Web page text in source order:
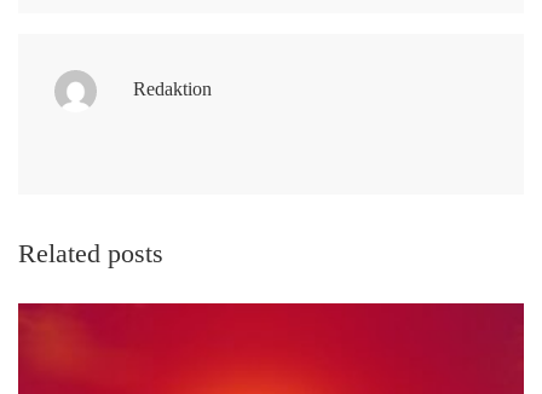
Redaktion
Related posts